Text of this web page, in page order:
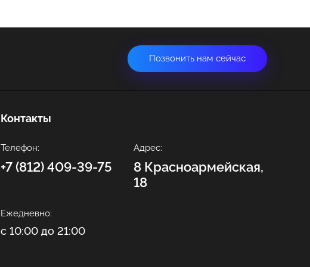
Позвонить нам сейчас
Контакты
Телефон:
+7 (812) 409-39-75
Адрес:
8 Красноармейская,
18
Ежедневно:
с 10:00 до 21:00